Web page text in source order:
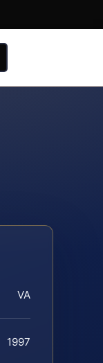
VA
1997